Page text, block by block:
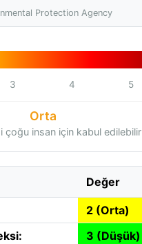
Protection Agency
3 4 5
Orta
çoğu insan için kabul edilebilir
Değer
2 (Orta)
3 (Düşük)